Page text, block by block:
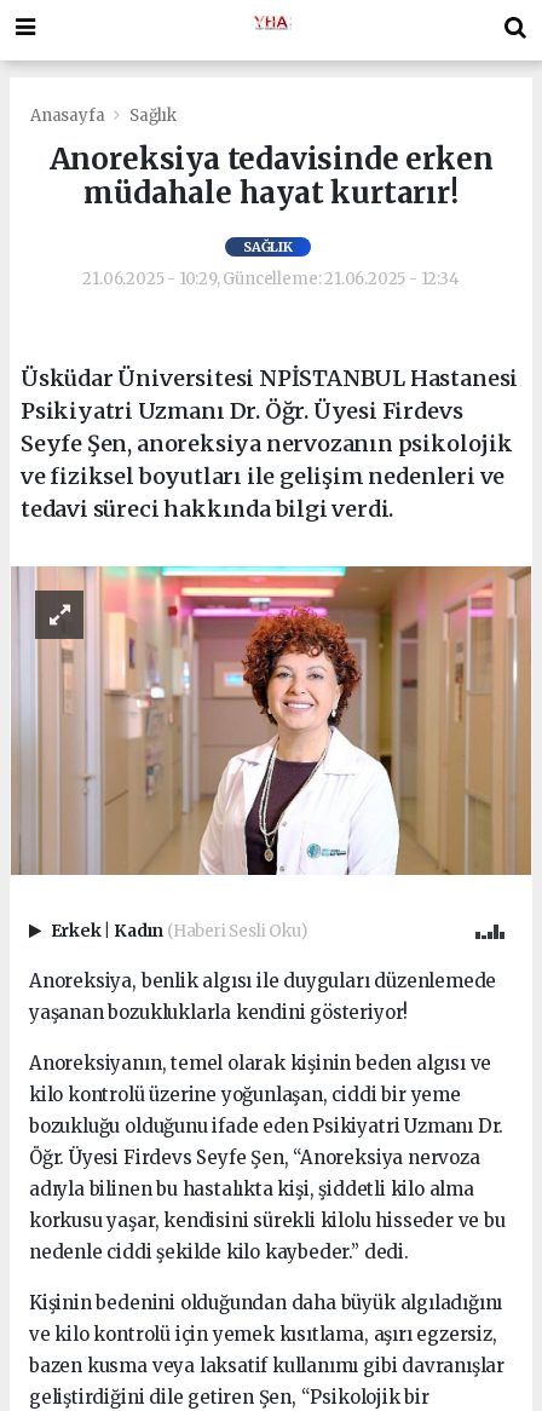
Anasayfa Sağlık
Anoreksiya tedavisinde erken
müdahale hayat kurtarır!
SAĞLIK
21.06.2025 - 10:29, Güncelleme: 21.06.2025 - 12:34
Üsküdar Üniversitesi NPİSTANBUL Hastanesi
Psikiyatri Uzmanı Dr. Öğr. Üyesi Firdevs
Seyfe Şen, anoreksiya nervozanın psikolojik
ve fiziksel boyutları ile gelişim nedenleri ve
tedavi süreci hakkında bilgi verdi.
Erkek Kadın (Haberi Sesli Oku)
Anoreksiya, benlik algısı ile duyguları düzenlemede
yaşanan bozukluklarla kendini gösteriyor!
Anoreksiyanın, temel olarak kişinin beden algısı ve
kilo kontrolü üzerine yoğunlaşan, ciddi bir yeme
bozukluğu olduğunu ifade eden Psikiyatri Uzmanı Dr.
Öğr. Üyesi Firdevs Seyfe Şen, “Anoreksiya nervoza
adıyla bilinen bu hastalıkta kişi, şiddetli kilo alma
korkusu yaşar, kendisini sürekli kilolu hisseder ve bu
nedenle ciddi şekilde kilo kaybeder.” dedi.
Kişinin bedenini olduğundan daha büyük algıladığını
ve kilo kontrolü için yemek kısıtlama, aşırı egzersiz,
bazen kusma veya laksatif kullanımı gibi davranışlar
geliştirdiğini dile getiren Şen, “Psikolojik bir